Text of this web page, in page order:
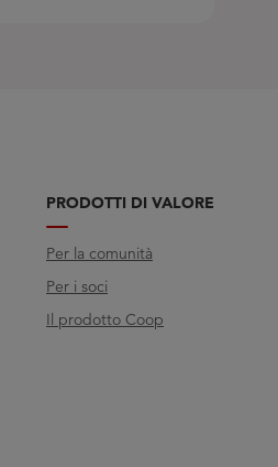
PRODOTTI DI VALORE
Per la comunità
Per i soci
Il prodotto Coop